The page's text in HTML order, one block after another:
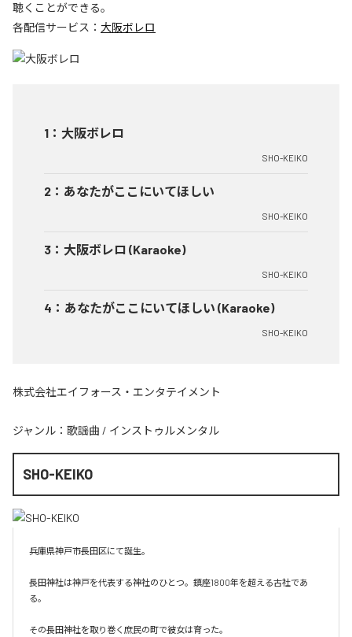
聴くことができる。
各配信サービス： 大阪ボレロ
1 ： 大阪ボレロ
SHO-KEIKO
2 ： あなたがここにいてほしい
SHO-KEIKO
3 ： 大阪ボレロ (Karaoke)
SHO-KEIKO
4 ： あなたがここにいてほしい (Karaoke)
SHO-KEIKO
株式会社エイフォース・エンタテイメント
ジャンル： 歌謡曲 / インストゥルメンタル
SHO-KEIKO
兵庫県神戸市長田区にて誕生。
長田神社は神戸を代表する神社のひとつ。鎮座1800年を超える古社であ
る。
その長田神社を取り巻く庶民の町で彼女は育った。